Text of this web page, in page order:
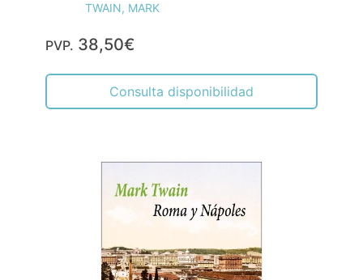
TWAIN, MARK
PVP. 38,50€
Consulta disponibilidad